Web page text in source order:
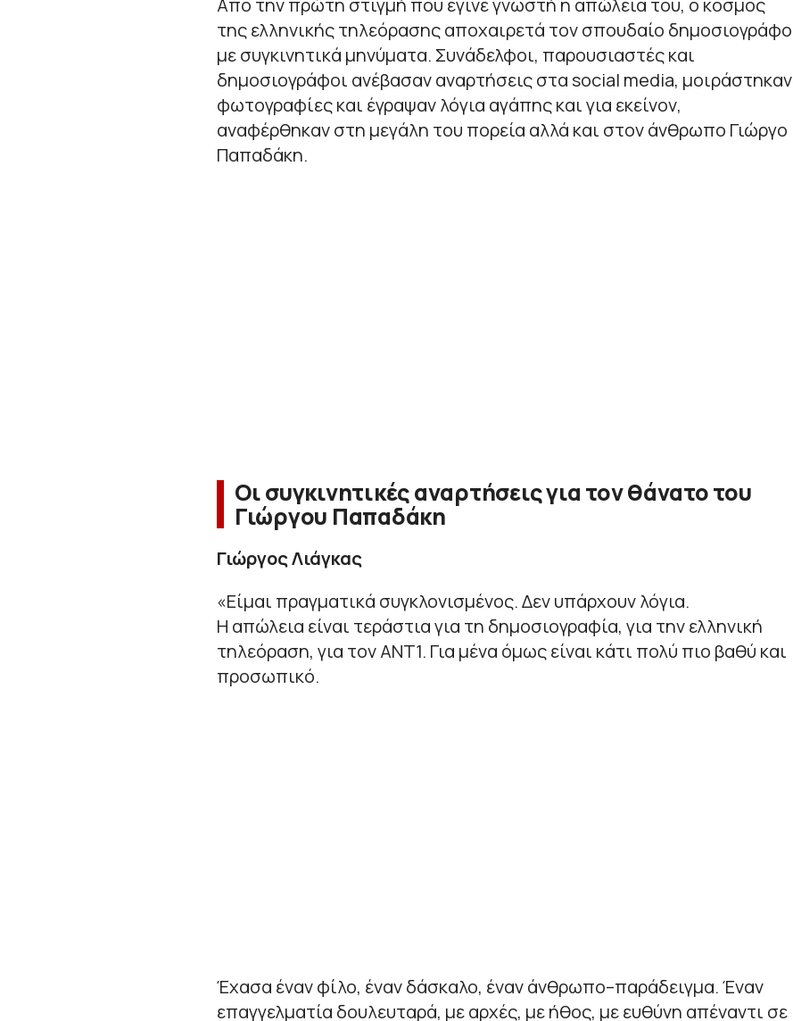
Από την πρώτη στιγμή που έγινε γνωστή η απώλειά του, ο κόσμος
της ελληνικής τηλεόρασης αποχαιρετά τον σπουδαίο δημοσιογράφο
με συγκινητικά μηνύματα. Συνάδελφοι, παρουσιαστές και
δημοσιογράφοι ανέβασαν αναρτήσεις στα social media, μοιράστηκαν
φωτογραφίες και έγραψαν λόγια αγάπης και για εκείνον,
αναφέρθηκαν στη μεγάλη του πορεία αλλά και στον άνθρωπο Γιώργο
Παπαδάκη.
Οι συγκινητικές αναρτήσεις για τον θάνατο του
Γιώργου Παπαδάκη
Γιώργος Λιάγκας
«Είμαι πραγματικά συγκλονισμένος. Δεν υπάρχουν λόγια.
Η απώλεια είναι τεράστια για τη δημοσιογραφία, για την ελληνική
τηλεόραση, για τον ΑΝΤ1. Για μένα όμως είναι κάτι πολύ πιο βαθύ και
προσωπικό.
Έχασα έναν φίλο, έναν δάσκαλο, έναν άνθρωπο–παράδειγμα. Έναν
επαγγελματία δουλευταρά, με αρχές, με ήθος, με ευθύνη απέναντι σε